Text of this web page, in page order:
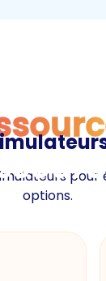
pour
options.